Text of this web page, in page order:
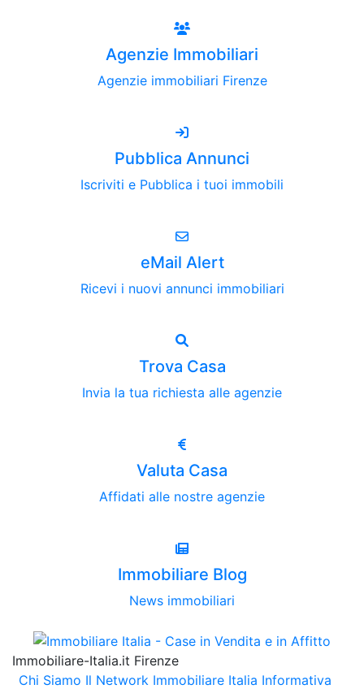
Agenzie Immobiliari
Agenzie immobiliari Firenze
Pubblica Annunci
Iscriviti e Pubblica i tuoi immobili
eMail Alert
Ricevi i nuovi annunci immobiliari
Trova Casa
Invia la tua richiesta alle agenzie
Valuta Casa
Affidati alle nostre agenzie
Immobiliare Blog
News immobiliari
Immobiliare-Italia.it Firenze
Chi Siamo Il Network Immobiliare Italia Informativa